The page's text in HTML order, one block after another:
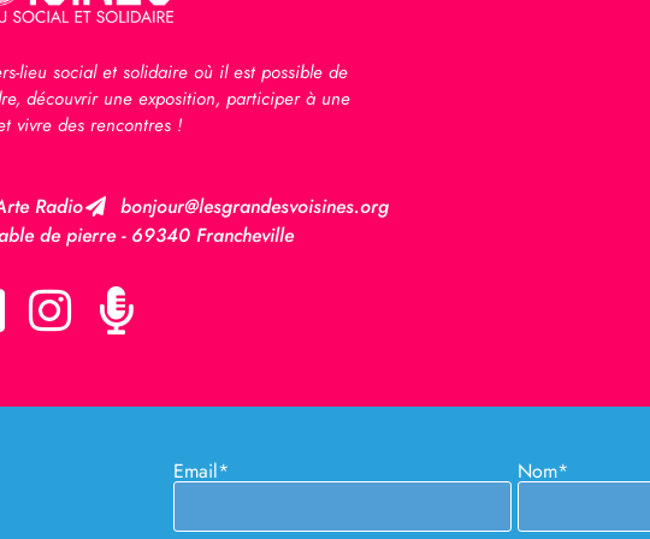
lieu social et solidaire où il est possible de
découvrir une exposition, participer à une
vivre des rencontres !
Radio
bonjour@lesgrandesvoisines.org
de pierre - 69340 Francheville
Email* Nom*